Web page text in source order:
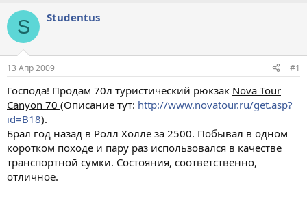
т
о
р
е
м
а
ч
а
S Studentus
13 Апр 2009 #1
Господа! Продам 70л туристический рюкзак Nova Tour
Canyon 70 (Описание тут: http://www.novatour.ru/get.asp?
id=B18).
Брал год назад в Ролл Холле за 2500. Побывал в одном
коротком походе и пару раз использовался в качестве
транспортной сумки. Состояния, соответственно,
отличное.